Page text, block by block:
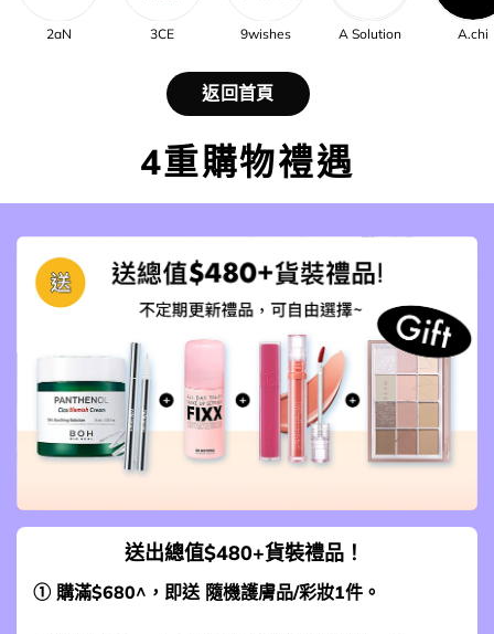
2aN 3CE 9wishes A Solution A.chi
返回首頁
4重購物禮遇
送出總值$480+貨裝禮品！
① 購滿$680^，即送 隨機護膚品/彩妝1件。